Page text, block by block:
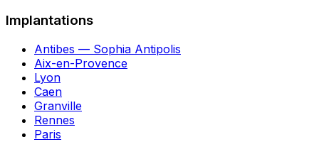
Implantations
Antibes — Sophia Antipolis
Aix-en-Provence
Lyon
Caen
Granville
Rennes
Paris